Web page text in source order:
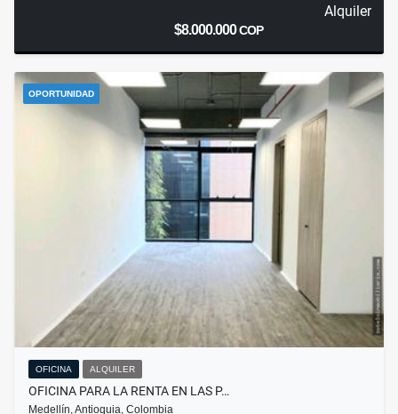
Alquiler
$8.000.000COP
OPORTUNIDAD
OFICINA ALQUILER
OFICINA PARA LA RENTA EN LAS P…
Medellín, Antioquia, Colombia